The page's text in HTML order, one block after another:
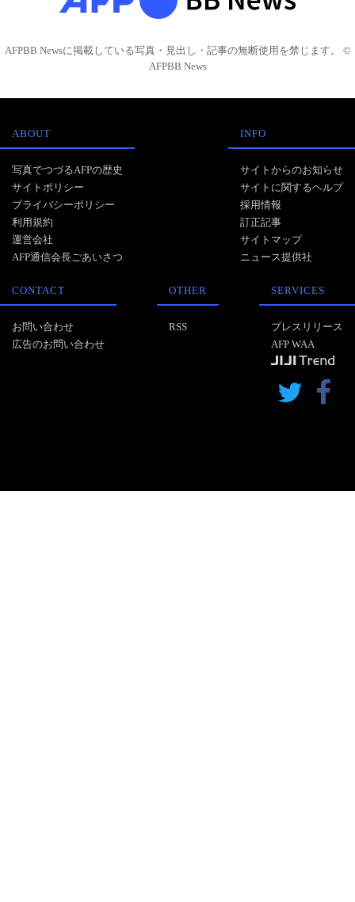
AFPBB Newsに掲載している写真・見出し・記事の無断使用を禁じます。 ©
AFPBB News
ABOUT
写真でつづるAFPの歴史
サイトポリシー
プライバシーポリシー
利用規約
運営会社
AFP通信会長ごあいさつ
INFO
サイトからのお知らせ
サイトに関するヘルプ
採用情報
訂正記事
サイトマップ
ニュース提供社
CONTACT
お問い合わせ
広告のお問い合わせ
OTHER
RSS
SERVICES
プレスリリース
AFP WAA